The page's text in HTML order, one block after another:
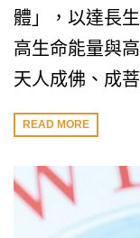
體」，以達長
高生命能量與
天人成佛、成菩
READ MORE